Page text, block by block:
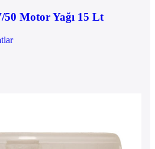
50 Motor Yağı 15 Lt